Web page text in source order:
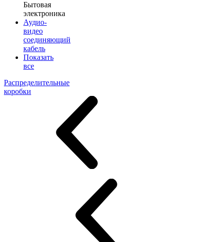
Бытовая
электроника
Аудио-
видео
соединяющий
кабель
Показать
все
Распределительные
коробки